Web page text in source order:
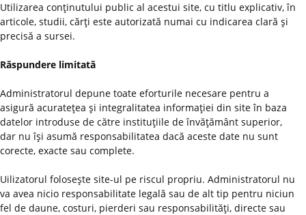
Utilizarea conţinutului public al acestui site, cu titlu explicativ, în
articole, studii, cărţi este autorizată numai cu indicarea clară şi
precisă a sursei.
Răspundere limitată
Administratorul depune toate eforturile necesare pentru a
asigură acurateţea şi integralitatea informaţiei din site în baza
datelor introduse de către instituţiile de învăţământ superior,
dar nu îşi asumă responsabilitatea dacă aceste date nu sunt
corecte, exacte sau complete.
Uilizatorul foloseşte site-ul pe riscul propriu. Administratorul nu
va avea nicio responsabilitate legală sau de alt tip pentru niciun
fel de daune, costuri, pierderi sau responsabilităţi, directe sau